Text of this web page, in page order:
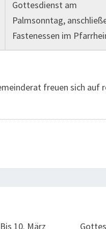
Gottesdienst am
Palmsonntag,
Fastenessen im
freuen sich auf
10. März